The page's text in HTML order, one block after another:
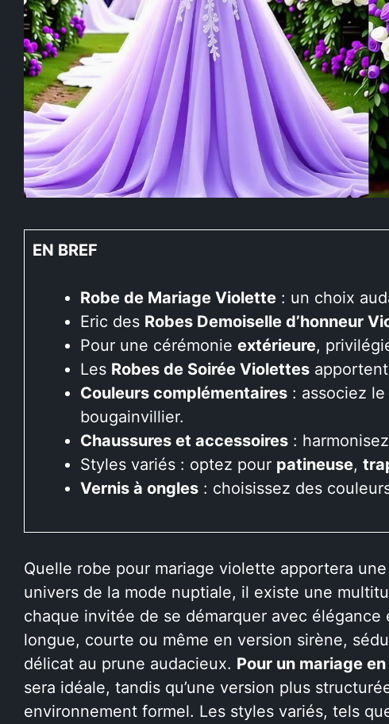
EN BREF
Robe de Mariage Violette : un choix
Eric des Robes Demoiselle d’honneur
Pour une cérémonie extérieure,
Les Robes de Soirée Violettes
Couleurs complémentaires : associez
bougainvillier.
Chaussures et accessoires :
Styles variés : optez pour patineuse,
Vernis à ongles : choisissez des
Quelle robe pour mariage violette apportera
univers de la mode nuptiale, il existe une
chaque invitée de se démarquer avec élégance
longue, courte ou même en version sirène,
délicat au prune audacieux. Pour un mariage
sera idéale, tandis qu’une version plus
environnement formel. Les styles variés, tels